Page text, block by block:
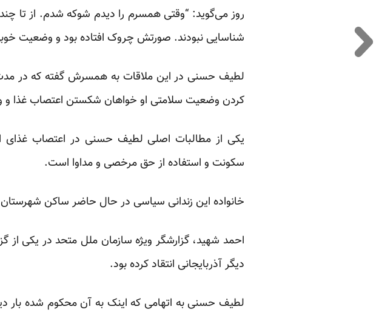
روز می‌گوید: “وقتی همسرم را دیدم شوکه شدم. از تا
شناسایی نبودند. صورتش چروک افتاده بود و وضعیت
لطیف حسنی در این ملاقات به همسرش گفته که در مدت
کردن وضعیت سلامتی او خواهان شکستن اعتصاب
یکی از مطالبات اصلی لطیف حسنی در اعتصاب غذای
سکونت و استفاده از حق مرخصی و مداوا است.
خانواده این زندانی سیاسی در حال حاضر ساکن شهرستان
احمد شهید، گزارشگر ویژه سازمان ملل متحد در یکی
دیگر آذربایجانی انتقاد کرده بود.